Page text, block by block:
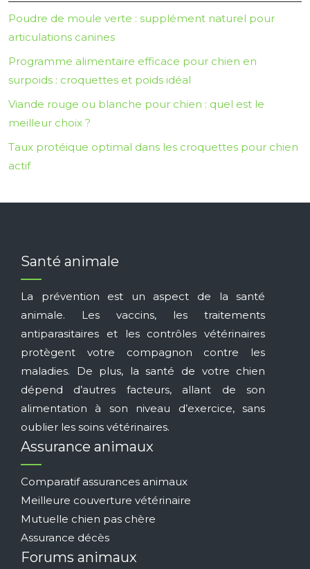
Poudre de moule verte : supplément naturel pour
articulations canines
Programme alimentaire efficace pour chien en
surpoids : croquettes et poids idéal
Viande rouge ou blanche pour chien : quel est le
meilleur choix ?
Taux protéique optimal dans les croquettes pour chien
actif
Santé animale
La prévention est un aspect de la santé
animale. Les vaccins, les traitements
antiparasitaires et les contrôles vétérinaires
protègent votre compagnon contre les
maladies. De plus, la santé de votre chien
dépend d’autres facteurs, allant de son
alimentation à son niveau d’exercice, sans
oublier les soins vétérinaires.
Assurance animaux
Comparatif assurances animaux
Meilleure couverture vétérinaire
Mutuelle chien pas chère
Assurance décès
Forums animaux